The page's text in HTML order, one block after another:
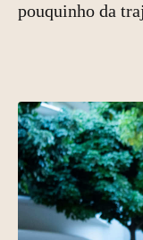
pouquinho da